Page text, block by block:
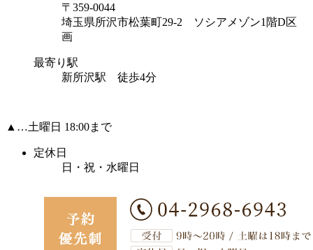
〒359-0044
埼玉県所沢市松葉町29-2 ソシアメゾン1階D区
画
最寄り駅
新所沢駅 徒歩4分
▲…土曜日 18:00まで
定休日
日・祝・水曜日